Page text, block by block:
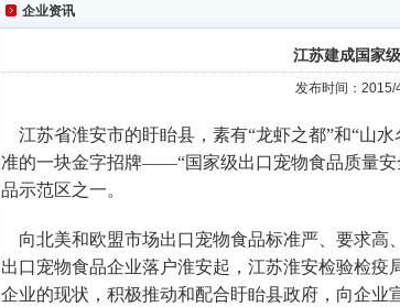
企业资讯
江苏建成国家
发布时间：
江苏省淮安市的盱眙县，素有“龙虾之都”和“山水
准的一块金字招牌——“国家级出口宠物食品质量
品示范区之一。
向北美和欧盟市场出口宠物食品标准严、要求高
出口宠物食品企业落户淮安起，江苏淮安检验检
企业的现状，积极推动和配合盱眙县政府，向企